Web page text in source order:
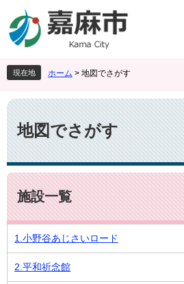
ジ
先
頭
す
。
ュ
を
飛
し
て
本
文
へ
現在地 ホーム > 地図でさがす
本
文
地図でさがす
施設一覧
1.小野谷あじさいロード
2.平和祈念館